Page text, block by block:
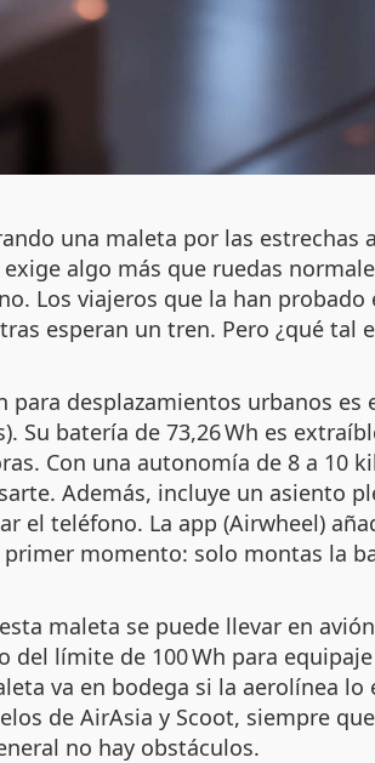
una maleta por las
algo más que ruedas
Los viajeros que la han
esperan un tren. Pero ¿qué tal
desplazamientos urbanos
Su batería de 73,26 Wh es
Con una autonomía de 8 a 10
Además, incluye un asiento
el teléfono. La app (Airwheel)
momento: solo montas la
maleta se puede llevar en
del límite de 100 Wh para
va en bodega si la aerolínea
de AirAsia y Scoot, siempre
no hay obstáculos.